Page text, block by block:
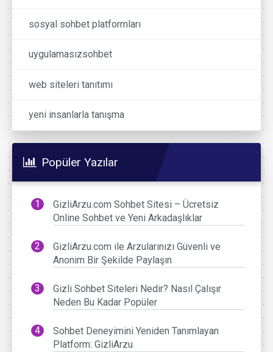
sosyal sohbet platformları
uygulamasızsohbet
web siteleri tanıtımı
yeni insanlarla tanışma
Popüler Yazılar
GizliArzu.com Sohbet Sitesi – Ücretsiz
Online Sohbet ve Yeni Arkadaşlıklar
GizliArzu.com ile Arzularınızı Güvenli ve
Anonim Bir Şekilde Paylaşın
Gizli Sohbet Siteleri Nedir? Nasıl Çalışır
Neden Bu Kadar Popüler
Sohbet Deneyimini Yeniden Tanımlayan
Platform: GizliArzu